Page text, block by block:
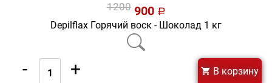
1200900 a
Depilflax Горячий воск - Шоколад 1 кг
- + В корзину